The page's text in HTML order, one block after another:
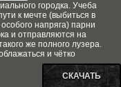
городка. Учеба
к мечте (выбиться в
напряга) парни
и отправляются на
же полного лузера.
и чётко
СКАЧАТЬ